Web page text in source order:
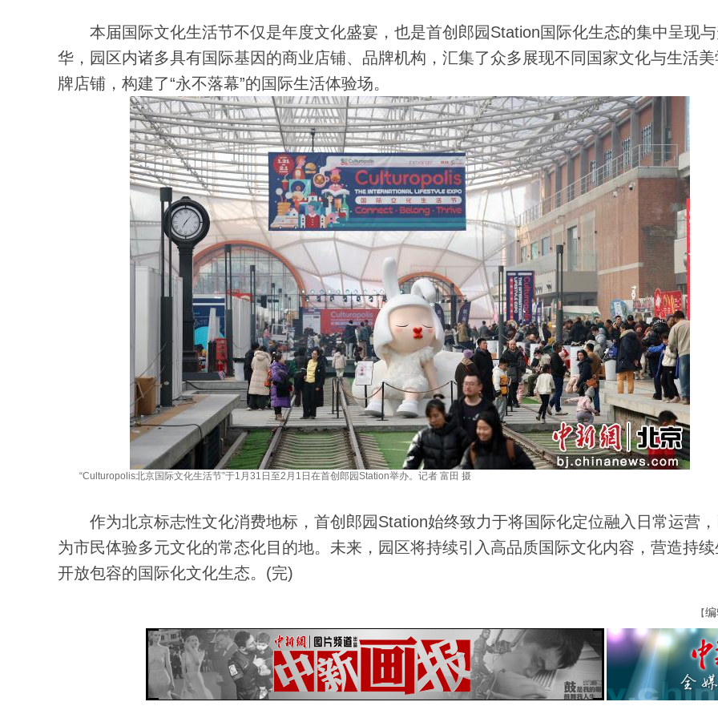
本届国际文化生活节不仅是年度文化盛宴，也是首创郎园Station国际化生态的集中呈现
华，园区内诸多具有国际基因的商业店铺、品牌机构，汇集了众多展现不同国家文化与生活美
牌店铺，构建了“永不落幕”的国际生活体验场。
“Culturopolis北京国际文化生活节”于1月31日至2月1日在首创郎园Station举办。记者 富田 摄
作为北京标志性文化消费地标，首创郎园Station始终致力于将国际化定位融入日常运营
为市民体验多元文化的常态化目的地。未来，园区将持续引入高品质国际文化内容，营造持续
开放包容的国际化文化生态。(完)
【